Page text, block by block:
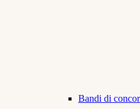
Bandi di